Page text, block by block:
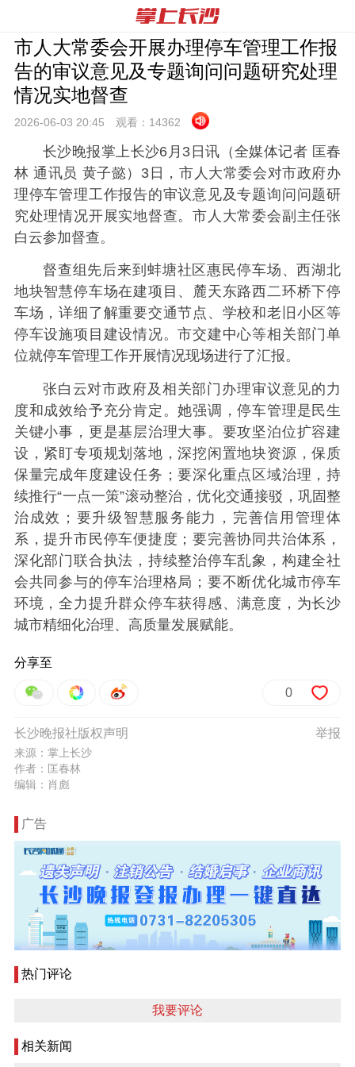
市人大常委会开展办理停车管理工作报
告的审议意见及专题询问问题研究处理
情况实地督查
2026-06-03 20:45 观看： 14362
长沙晚报掌上长沙6月3日讯（全媒体记者 匡春
林 通讯员 黄子懿）3日，市人大常委会对市政府办
理停车管理工作报告的审议意见及专题询问问题研
究处理情况开展实地督查。市人大常委会副主任张
白云参加督查。
督查组先后来到蚌塘社区惠民停车场、西湖北
地块智慧停车场在建项目、麓天东路西二环桥下停
车场，详细了解重要交通节点、学校和老旧小区等
停车设施项目建设情况。市交建中心等相关部门单
位就停车管理工作开展情况现场进行了汇报。
张白云对市政府及相关部门办理审议意见的力
度和成效给予充分肯定。她强调，停车管理是民生
关键小事，更是基层治理大事。要攻坚泊位扩容建
设，紧盯专项规划落地，深挖闲置地块资源，保质
保量完成年度建设任务；要深化重点区域治理，持
续推行“一点一策”滚动整治，优化交通接驳，巩固整
治成效；要升级智慧服务能力，完善信用管理体
系，提升市民停车便捷度；要完善协同共治体系，
深化部门联合执法，持续整治停车乱象，构建全社
会共同参与的停车治理格局；要不断优化城市停车
环境，全力提升群众停车获得感、满意度，为长沙
城市精细化治理、高质量发展赋能。
分享至
0
举报
长沙晚报社版权声明
来源：掌上长沙
作者：匡春林
编辑：肖彪
广告
热门评论
我要评论
相关新闻